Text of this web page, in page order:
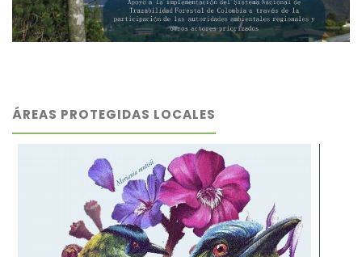
ÁREAS PROTEGIDAS LOCALES